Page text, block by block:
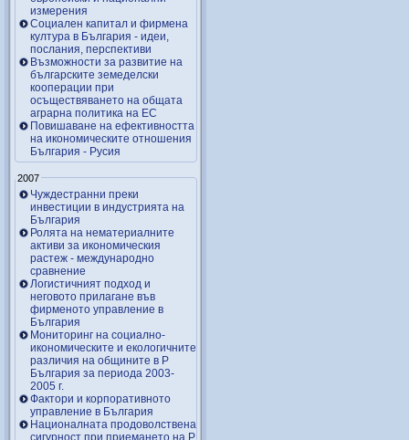
измерения
Социален капитал и фирмена
култура в България - идеи,
послания, перспективи
Възможности за развитие на
българските земеделски
кооперации при
осъществяването на общата
аграрна политика на ЕС
Повишаване на ефективността
на икономическите отношения
България - Русия
2007
Чуждестранни преки
инвестиции в индустрията на
България
Ролята на нематериалните
активи за икономическия
растеж - международно
сравнение
Логистичният подход и
неговото прилагане във
фирменото управление в
България
Мониторинг на социално-
икономическите и екологичните
различия на общините в Р
България за периода 2003-
2005 г.
Фактори и корпоративното
управление в България
Националната продоволствена
сигурност при приемането на Р